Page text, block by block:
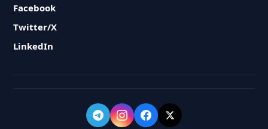
Facebook
Twitter/X
LinkedIn